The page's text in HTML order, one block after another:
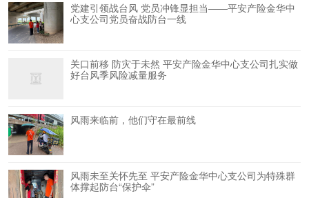
党建引领战台风 党员冲锋显担当——平安产险金华中
心支公司党员奋战防台一线
关口前移 防灾于未然 平安产险金华中心支公司扎实做
好台风季风险减量服务
风雨来临前，他们守在最前线
风雨未至关怀先至 平安产险金华中心支公司为特殊群
体撑起防台“保护伞”